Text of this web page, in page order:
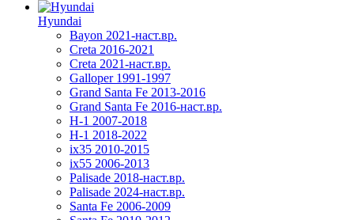
Hyundai
Bayon 2021-наст.вр.
Creta 2016-2021
Creta 2021-наст.вр.
Galloper 1991-1997
Grand Santa Fe 2013-2016
Grand Santa Fe 2016-наст.вр.
H-1 2007-2018
H-1 2018-2022
ix35 2010-2015
ix55 2006-2013
Palisade 2018-наст.вр.
Palisade 2024-наст.вр.
Santa Fe 2006-2009